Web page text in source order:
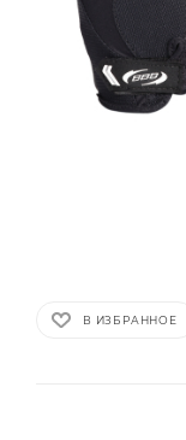
В ИЗБРАННОЕ